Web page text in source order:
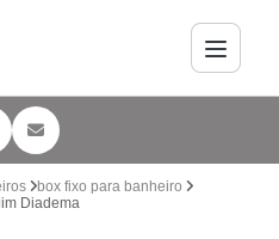
box fixo para banheiro
Diadema